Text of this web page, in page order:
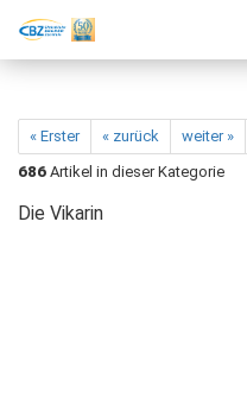
« Erster « zurück weiter »
686 Artikel in dieser Kategorie
Die Vikarin